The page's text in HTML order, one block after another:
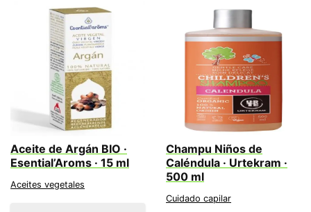
Aceite de Argán BIO ·
Esential’Aroms · 15 ml
Aceites vegetales
Champu Niños de
Caléndula · Urtekram ·
500 ml
Cuidado capilar